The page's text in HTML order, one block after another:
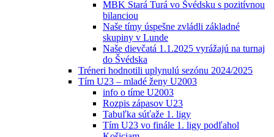
MBK Stará Turá vo Švédsku s pozitívnou
bilanciou
Naše tímy úspešne zvládli základné
skupiny v Lunde
Naše dievčatá 1.1.2025 vyrážajú na turnaj
do Švédska
Tréneri hodnotili uplynulú sezónu 2024/2025
Tím U23 – mladé ženy U2003
info o tíme U2003
Rozpis zápasov U23
Tabuľka súťaže 1. ligy
Tím U23 vo finále 1. ligy podľahol